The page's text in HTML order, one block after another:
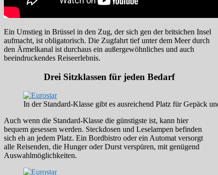
Ein Umstieg in Brüssel in den Zug, der sich gen der britsichen Insel
aufmacht, ist obligatorisch. Die Zugfahrt tief unter dem Meer durch
den Ärmelkanal ist durchaus ein außergewöhnliches und auch
beeindruckendes Reiseerlebnis.
Drei Sitzklassen für jeden Bedarf
In der Standard-Klasse gibt es ausreichend Platz für Gepäck
Auch wenn die Standard-Klasse die günstigste ist, kann hier
bequem gesessen werden. Steckdosen und Leselampen befinden
sich eh an jedem Platz. Ein Bordbistro oder ein Automat versorgt
alle Reisenden, die Hunger oder Durst verspüren, mit genügend
Auswahlmöglichkeiten.